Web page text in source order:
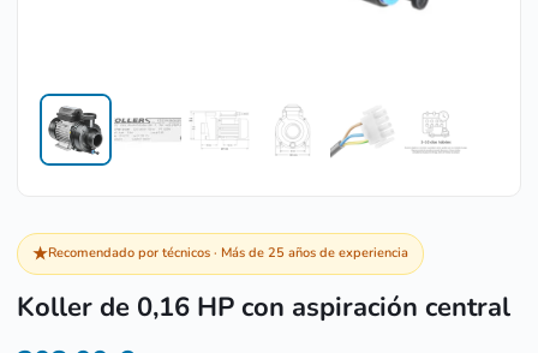
★Recomendado por técnicos · Más de 25 años de experiencia
Koller de 0,16 HP con aspiración central